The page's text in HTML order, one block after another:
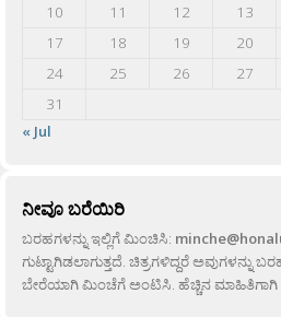
10
11 12 13
17
18 19 20
24
25 26 27
31
« Jul
ನೀವೂ ಬರೆಯಿರಿ
ಬರಹಗಳನ್ನು ಇಲ್ಲಿಗೆ ಮಿಂಚಿಸಿ:
ಗುಟ್ಟಾಗಿಡಲಾಗುತ್ತದೆ. ಚಿತ್ರಗಳಿದ್ದರೆ
ಬೇರೆಯಾಗಿ ಮಿಂಚೆಗೆ ಅಂಟಿಸಿ. ಹೆಚ್ಚಿನ ಮಾಹಿತಿಗಾಗಿ